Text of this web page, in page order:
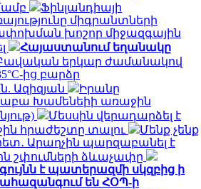
Ֆինլանդիայի
միգրանտների
խոշոր միջազգային
Հայաստանում եղանակը
երկար ժամանակով
ից բարձր
Ազիզյան
Իրանը
Խամենեիի առաջին
Մեսսին վերադարձել է
հրաժեշտը տալու
Մենք չենք
Արաղչին պարզաբանել է
շփումների ձևաչափը
է պատերազմի սկզբից ի
ահազանգում են ՀՕՊ-ի